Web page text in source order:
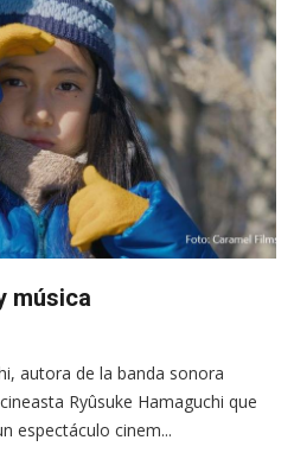
música
autora de la banda sonora
Ryûsuke Hamaguchi que
espectáculo cinem...